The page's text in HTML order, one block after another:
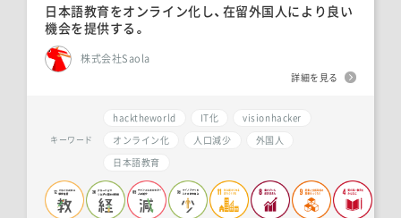
日本語教育をオンライン化し、在留外国人により良い
機会を提供する。
株式会社Saola
詳細を見る
キーワード
hacktheworld IT化
visionhacker
オンライン化
人口減少
外国人
日本語教育